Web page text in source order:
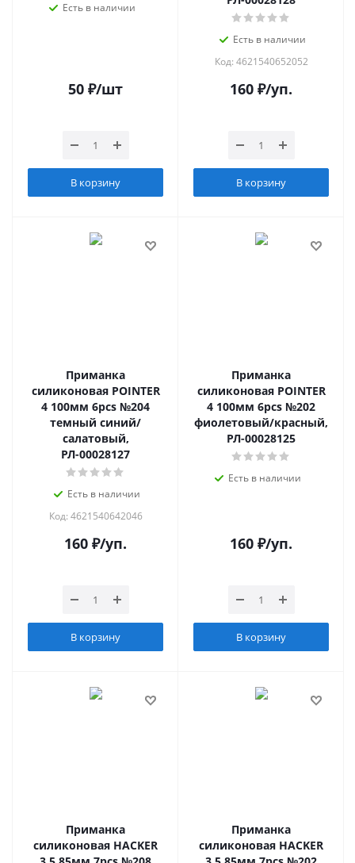
Есть в наличии
50 ₽/шт
В корзину
Есть в наличии
Код: 4621540652052
160 ₽/уп.
В корзину
Приманка
силиконовая POINTER
4 100мм 6pcs №204
темный синий/
салатовый,
РЛ-00028127
Есть в наличии
Код: 4621540642046
160 ₽/уп.
В корзину
Приманка
силиконовая POINTER
4 100мм 6pcs №202
фиолетовый/красный,
РЛ-00028125
Есть в наличии
160 ₽/уп.
В корзину
Приманка
силиконовая HACKER
Приманка
силиконовая HACKER